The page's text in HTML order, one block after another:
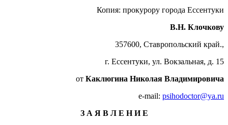
Копия: прокурору города Ессентуки
В.Н. Клочкову
357600, Ставропольский край.,
г. Ессентуки, ул. Вокзальная, д. 15
от Каклюгина Николая Владимировича
e-mail: psihodoctor@ya.ru
З А Я В Л Е Н И Е